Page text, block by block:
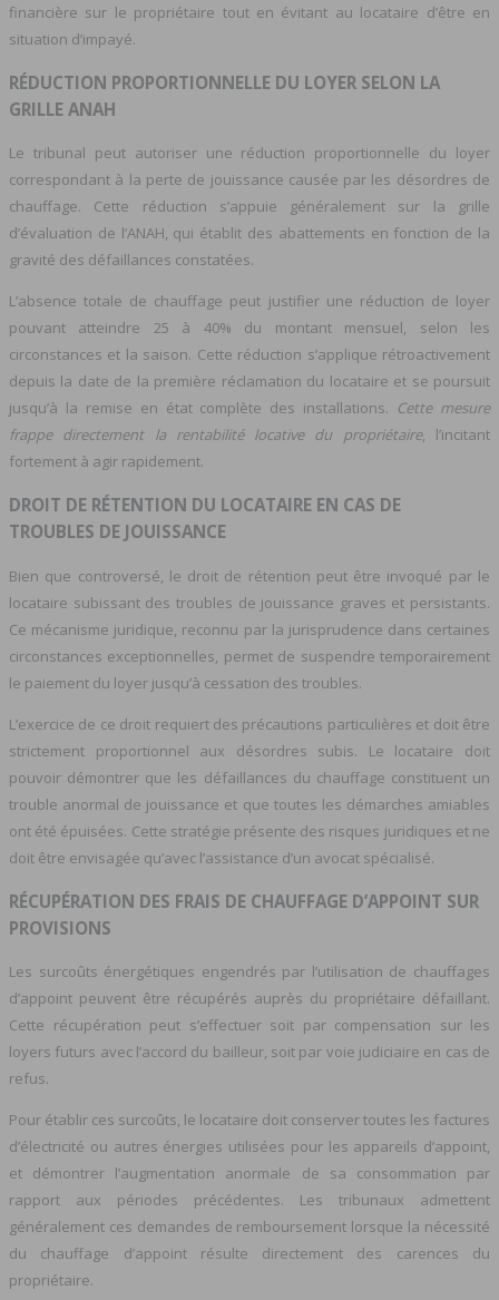
financière sur le propriétaire tout en évitant au locataire d’être en
situation d’impayé.
RÉDUCTION PROPORTIONNELLE DU LOYER SELON LA
GRILLE ANAH
Le tribunal peut autoriser une réduction proportionnelle du loyer
correspondant à la perte de jouissance causée par les désordres de
chauffage. Cette réduction s’appuie généralement sur la grille
d’évaluation de l’ANAH, qui établit des abattements en fonction de la
gravité des défaillances constatées.
L’absence totale de chauffage peut justifier une réduction de loyer
pouvant atteindre 25 à 40% du montant mensuel, selon les
circonstances et la saison. Cette réduction s’applique rétroactivement
depuis la date de la première réclamation du locataire et se poursuit
jusqu’à la remise en état complète des installations. Cette mesure
frappe directement la rentabilité locative du propriétaire, l’incitant
fortement à agir rapidement.
DROIT DE RÉTENTION DU LOCATAIRE EN CAS DE
TROUBLES DE JOUISSANCE
Bien que controversé, le droit de rétention peut être invoqué par le
locataire subissant des troubles de jouissance graves et persistants.
Ce mécanisme juridique, reconnu par la jurisprudence dans certaines
circonstances exceptionnelles, permet de suspendre temporairement
le paiement du loyer jusqu’à cessation des troubles.
L’exercice de ce droit requiert des précautions particulières et doit être
strictement proportionnel aux désordres subis. Le locataire doit
pouvoir démontrer que les défaillances du chauffage constituent un
trouble anormal de jouissance et que toutes les démarches amiables
ont été épuisées. Cette stratégie présente des risques juridiques et ne
doit être envisagée qu’avec l’assistance d’un avocat spécialisé.
RÉCUPÉRATION DES FRAIS DE CHAUFFAGE D’APPOINT SUR
PROVISIONS
Les surcoûts énergétiques engendrés par l’utilisation de chauffages
d’appoint peuvent être récupérés auprès du propriétaire défaillant.
Cette récupération peut s’effectuer soit par compensation sur les
loyers futurs avec l’accord du bailleur, soit par voie judiciaire en cas de
refus.
Pour établir ces surcoûts, le locataire doit conserver toutes les factures
d’électricité ou autres énergies utilisées pour les appareils d’appoint,
et démontrer l’augmentation anormale de sa consommation par
rapport aux périodes précédentes. Les tribunaux admettent
généralement ces demandes de remboursement lorsque la nécessité
du chauffage d’appoint résulte directement des carences du
propriétaire.